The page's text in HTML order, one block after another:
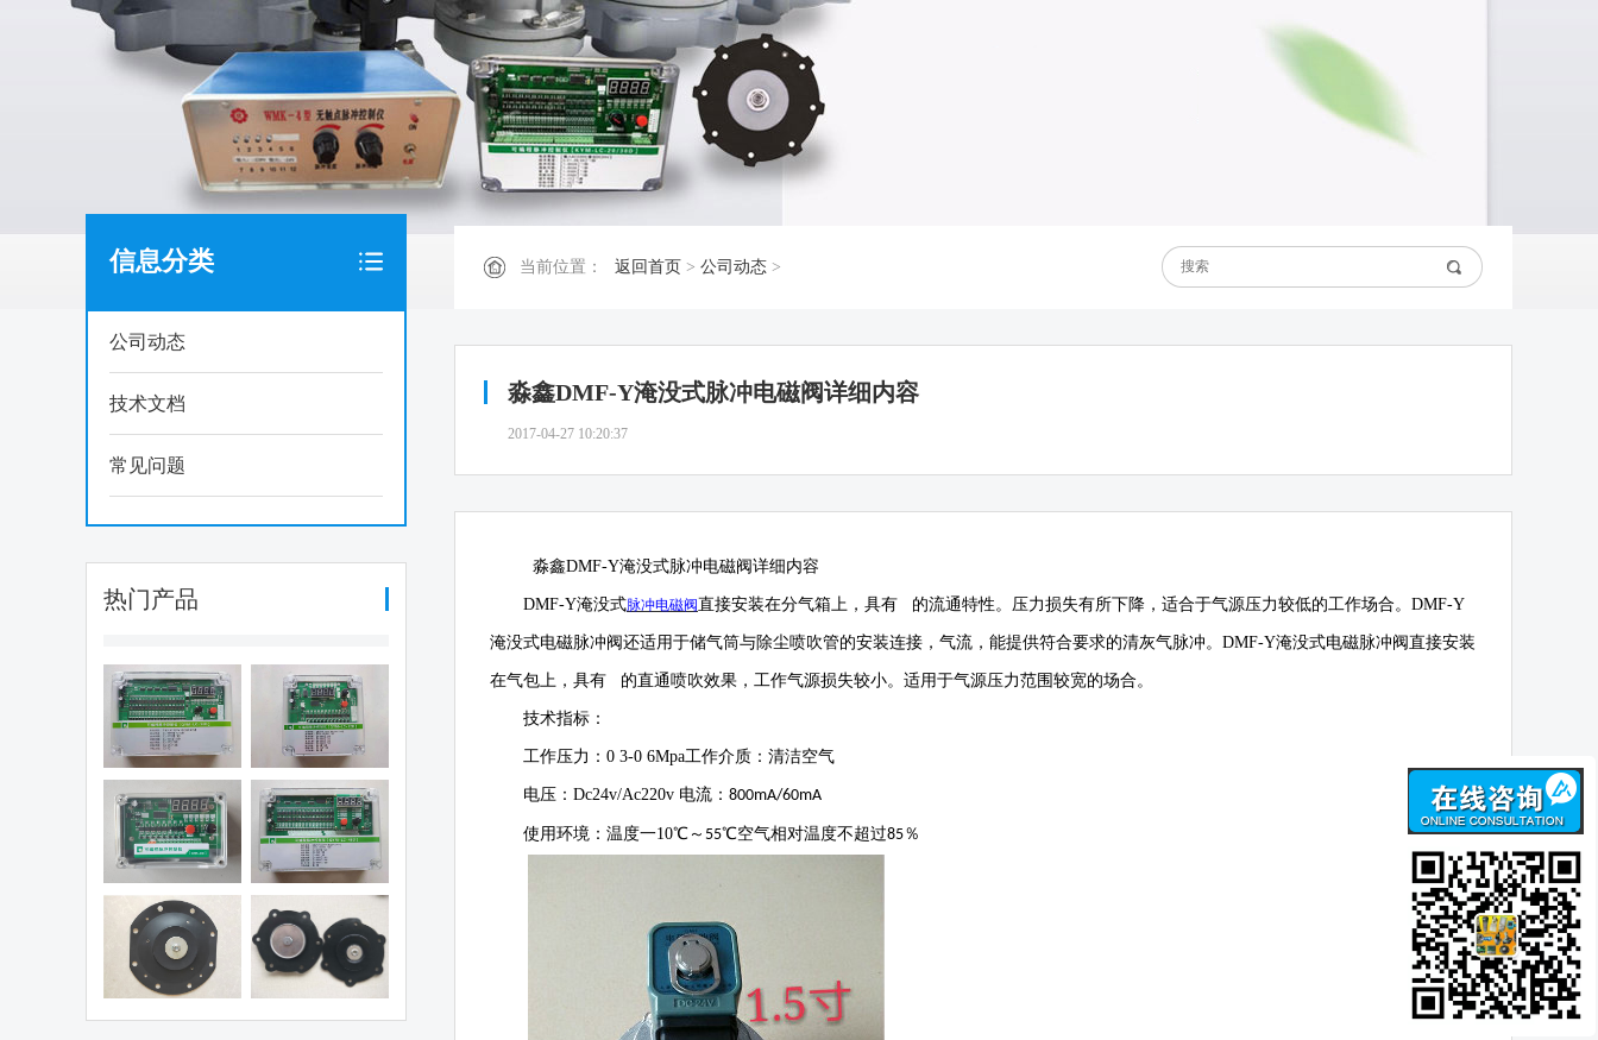
信息分类
公司动态
技术文档
常见问题
热门产品
可编程脉冲控制
仪（QYM-LC-
12D)
可编程脉冲控制
仪（QYM-LC-
1.5寸阀膜片
当前位置： 返回首页 > 公司动态 >
淼鑫DMF-Y淹没式脉冲电磁阀详细内容
2017-04-27 10:20:37
淼鑫DMF-Y淹没式脉冲电磁阀详细内容
DMF-Y淹没式脉冲电磁阀直接安装在分气箱上，具有 的流通特性。压力损失有所下降，适合于气源压力较低的工作场合。 DMF-Y
淹没式电磁脉冲阀还适用于储气筒与除尘喷吹管的安装连接，气流，能提供符合要求的清灰气脉冲。 DMF-Y淹没式电磁脉冲阀直接安装
在气包上，具有 的直通喷吹效果，工作气源损失较小。适用于气源压力范围较宽的场合。
技术指标：
工作压力： 0 3-0 6Mpa工作介质：清洁空气
电压： Dc24v/Ac220v 电流： 800mA/60mA
使用环境：温度一10℃～ 55℃空气相对温度不超过85％